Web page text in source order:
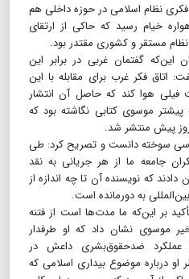
فکری نظام اسلامی در حوزه داخلی هم
خیام رسید که حاکی از ارتقای
مستقر و کشوری مقتدر بود.
این‌که گفتمان غربی در برابر این
اتاق فکر غرب برای مقابله با این
هوا کند که حاصل آن انتشار
موسوی کتابی نگاشته بود که
پیش منتشر شد.
سوخته دانست و تصریح کرد: طی
جامعه ما از هر جریانی به نقد
دادند که نویسنده آن تا چه اندازه از
به دورمانده است.
بر این‌که ما مدت‌ها است از فتنه
اخیر موسوی نشان داد که او طرفدار
عملکرد ضدحقوق‌بشری داعش در
درباره موضوع بیداری اسلامی که